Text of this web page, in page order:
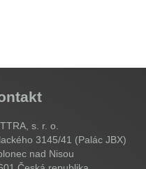
s. r. o.
3145/41 (Palác JBX)
nad Nisou